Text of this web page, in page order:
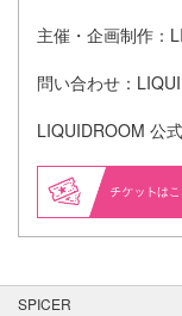
主催・企画制作：
問い合わせ：
LIQUIDROOM 公
は
SPICER